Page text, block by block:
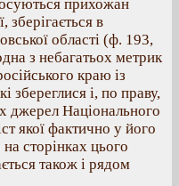
прихожан
зберігається в
області (ф. 193,
з небагатьох метрик
краю із
збереглися і, по праву,
джерел Національного
якої фактично у його
сторінках цього
також і рядом